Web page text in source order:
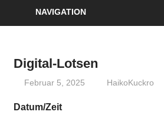
NAVIGATION
Digital-Lotsen
Februar 5, 2025 HaikoKuckro
Datum/Zeit